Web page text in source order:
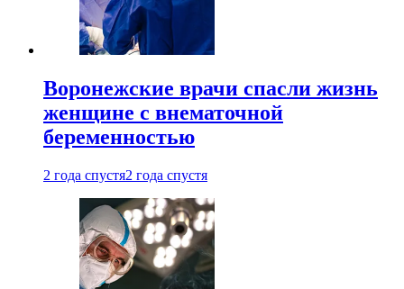
Воронежские врачи спасли жизнь
женщине с внематочной
беременностью
2 года спустя2 года спустя